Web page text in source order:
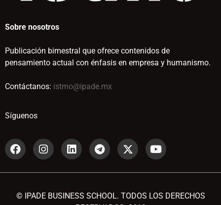
Sobre nosotros
Publicación bimestral que ofrece contenidos de
pensamiento actual con énfasis en empresa y humanismo.
Contáctanos: istmo@ipade.mx
Síguenos
© IPADE BUSINESS SCHOOL. TODOS LOS DERECHOS